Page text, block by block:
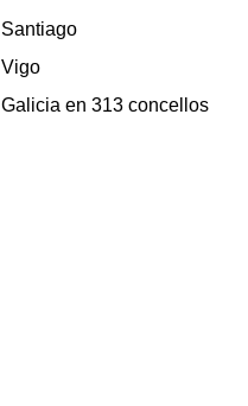
Santiago
Vigo
Galicia en 313 concellos